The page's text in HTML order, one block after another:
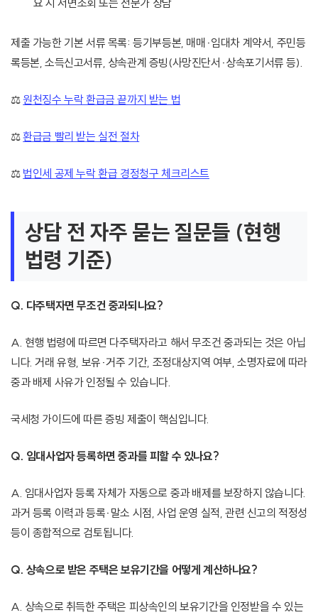
요 시 서면조회 또는 전문가 상담
제출 가능한 기본 서류 목록: 등기부등본, 매매·임대차 계약서, 주민등
록등본, 소득신고서류, 상속관계 증빙(사망진단서·상속포기서류 등).
⚖️ 원천징수 누락 환급금 끝까지 받는 법
⚖️환급금 빨리 받는 실전 절차
⚖️ 법인세 공제 누락 환급 경정청구 체크리스트
상담 전 자주 묻는 질문들 (현행
법령 기준)
Q. 다주택자면 무조건 중과되나요?
A. 현행 법령에 따르면 다주택자라고 해서 무조건 중과되는 것은 아닙
니다. 거래 유형, 보유·거주 기간, 조정대상지역 여부, 소명자료에 따라
중과 배제 사유가 인정될 수 있습니다.
국세청 가이드에 따른 증빙 제출이 핵심입니다.
Q. 임대사업자 등록하면 중과를 피할 수 있나요?
A. 임대사업자 등록 자체가 자동으로 중과 배제를 보장하지 않습니다.
과거 등록 이력과 등록·말소 시점, 사업 운영 실적, 관련 신고의 적정성
등이 종합적으로 검토됩니다.
Q. 상속으로 받은 주택은 보유기간을 어떻게 계산하나요?
A. 상속으로 취득한 주택은 피상속인의 보유기간을 인정받을 수 있는